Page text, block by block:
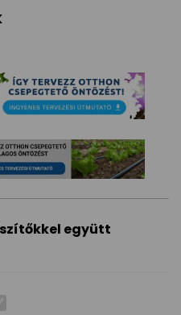
együtt